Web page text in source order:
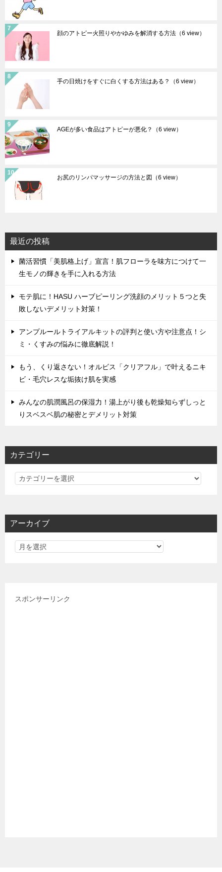
顔のアトピー火照りやかゆみを解消する方法 （6 view）
手の日焼けをすぐに白くする方法はある？ （6 view）
AGEが多い食品はアトピーが悪化？ （6 view）
お尻のリンパマッサージの方法と図 （6 view）
最近の投稿
菌活習慣「美肌格上げ」宣言！肌フローラを味方につけて一
生モノの輝きを手に入れる方法
モテ肌に！HASU ハーブピーリング洗顔のメリット５つと失
敗しないデメリット対策！
アンプルールトライアルキットの評判と使い方や注意点！シ
ミ・くすみの悩みに徹底解説！
もう、くり返さない！オルビス「クリアフル」で叶えるニキ
ビ・毛穴レスな垢抜け肌を実感
みんなの肌潤風呂の保湿力！湯上がり後も乾燥知らずしっと
りスベスベ肌の秘密とデメリット対策
カテゴリー
カ
リ
アーカイブ
スポンサーリンク